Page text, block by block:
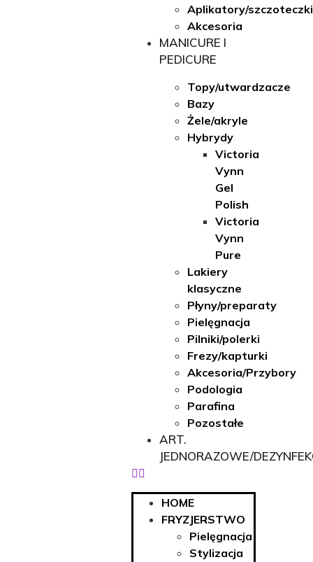
Aplikatory/szczoteczki
Akcesoria
MANICURE I
PEDICURE
Topy/utwardzacze
Bazy
Żele/akryle
Hybrydy
Victoria
Vynn
Gel
Polish
Victoria
Vynn
Pure
Lakiery
klasyczne
Płyny/preparaty
Pielęgnacja
Pilniki/polerki
Frezy/kapturki
Akcesoria/Przybory
Podologia
Parafina
Pozostałe
ART.
JEDNORAZOWE/
HOME
FRYZJERSTWO
Pielęgnacja
Stylizacja